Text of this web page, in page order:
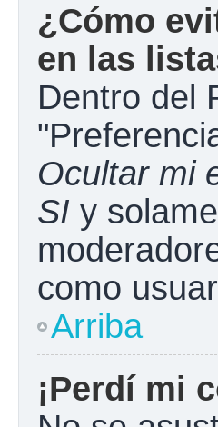
¿Cómo
en las
Dentro del
Ocultar mi
SI y
como
Arriba
¡Perdí mi